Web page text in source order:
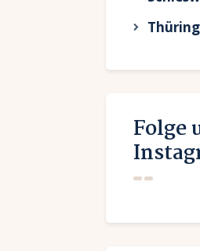
Folge